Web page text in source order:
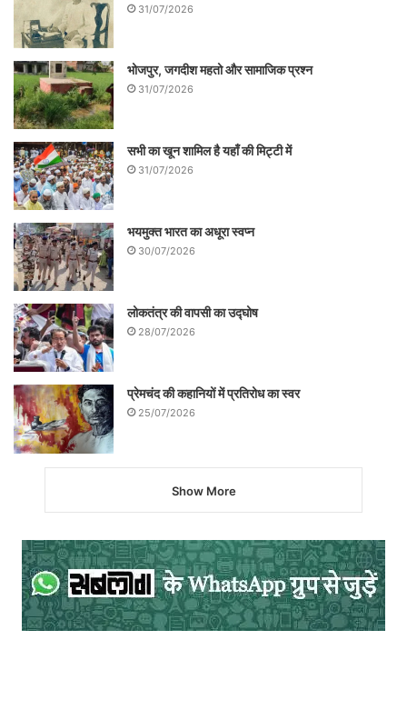
31/07/2026
भोजपुर, जगदीश महतो और सामाजिक प्रश्न
31/07/2026
सभी का खून शामिल है यहाँ की मिट्टी में
31/07/2026
भयमुक्त भारत का अधूरा स्वप्न
30/07/2026
लोकतंत्र की वापसी का उद्घोष
28/07/2026
प्रेमचंद की कहानियों में प्रतिरोध का स्वर
25/07/2026
Show More